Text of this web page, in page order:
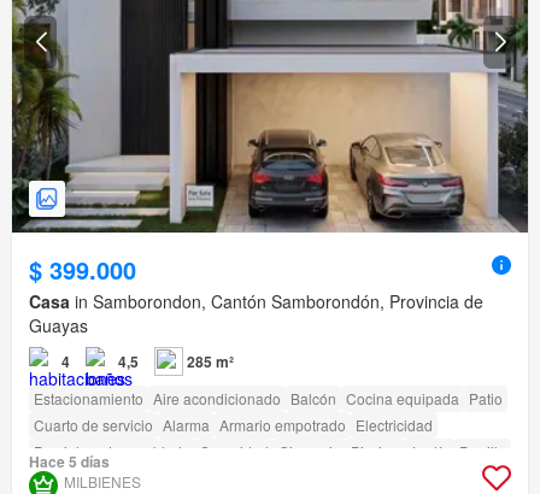
$ 399.000
Casa in Samborondon, Cantón Samborondón, Provincia de
Guayas
4 4,5 285 m²
Estacionamiento Aire acondicionado Balcón Cocina equipada Patio
Cuarto de servicio Alarma Armario empotrado Electricidad
Parcialmente amoblado
Seguridad Gimnasio Piscina Jardín
Parrilla
Garita de guardianía
Hace 5 días
MILBIENES